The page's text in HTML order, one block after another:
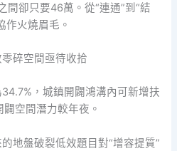
間卻只要46萬。從“連通”到“結
作火燒眉毛。
零碎空間亟待收拾
，城鎮開闢鴻溝內可新增扶
空間潛力較年夜。
地盤破裂低效題目對“增容提質”